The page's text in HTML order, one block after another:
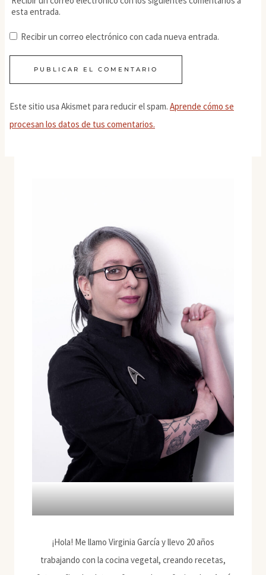
esta entrada.
Recibir un correo electrónico con cada nueva entrada.
Este sitio usa Akismet para reducir el spam. Aprende cómo se
procesan los datos de tus comentarios.
¡Hola! Me llamo Virginia García y llevo 20 años
trabajando con la cocina vegetal, creando recetas,